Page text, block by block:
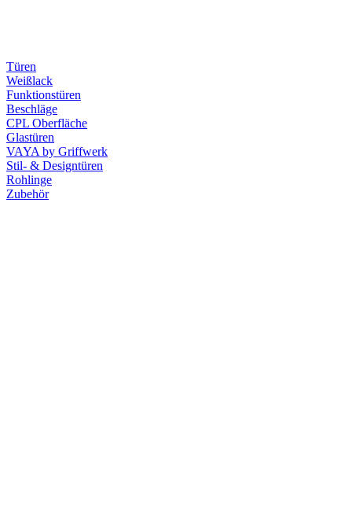
Türen
Weißlack
Funktionstüren
Beschläge
CPL Oberfläche
Glastüren
VAYA by Griffwerk
Stil- & Designtüren
Rohlinge
Zubehör